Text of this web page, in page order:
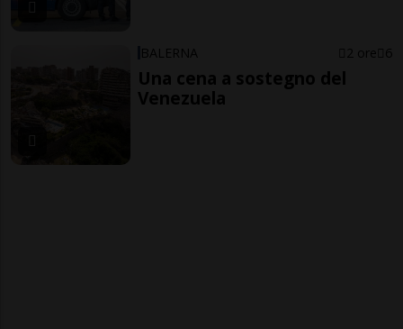
BALERNA 2 ore 6
Una cena a sostegno del
Venezuela